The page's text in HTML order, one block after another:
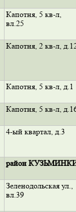
Капотня, 5 кв-л,
вл.25
Капотня, 2 кв-л,
Капотня, 5 кв-л, д.1
Капотня, 5 кв-л,
4-ый квартал, д.3
район
Зеленодольская ул.,
вл.39